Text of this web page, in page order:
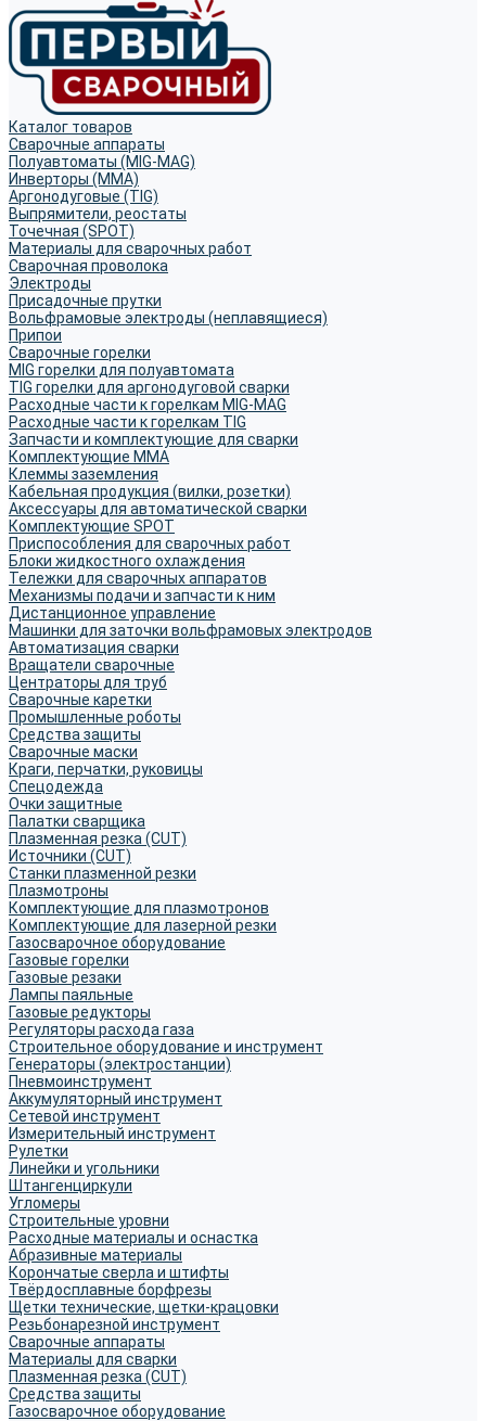
Каталог товаров
Сварочные аппараты
Полуавтоматы (MIG-MAG)
Инверторы (MMA)
Аргонодуговые (TIG)
Выпрямители, реостаты
Точечная (SPOT)
Материалы для сварочных работ
Сварочная проволока
Электроды
Присадочные прутки
Вольфрамовые электроды (неплавящиеся)
Припои
Сварочные горелки
MIG горелки для полуавтомата
TIG горелки для аргонодуговой сварки
Расходные части к горелкам MIG-MAG
Расходные части к горелкам TIG
Запчасти и комплектующие для сварки
Комплектующие ММА
Клеммы заземления
Кабельная продукция (вилки, розетки)
Аксессуары для автоматической сварки
Комплектующие SPOT
Приспособления для сварочных работ
Блоки жидкостного охлаждения
Тележки для сварочных аппаратов
Механизмы подачи и запчасти к ним
Дистанционное управление
Машинки для заточки вольфрамовых электродов
Автоматизация сварки
Вращатели сварочные
Центраторы для труб
Сварочные каретки
Промышленные роботы
Средства защиты
Сварочные маски
Краги, перчатки, руковицы
Спецодежда
Очки защитные
Палатки сварщика
Плазменная резка (CUT)
Источники (CUT)
Станки плазменной резки
Плазмотроны
Комплектующие для плазмотронов
Комплектующие для лазерной резки
Газосварочное оборудование
Газовые горелки
Газовые резаки
Лампы паяльные
Газовые редукторы
Регуляторы расхода газа
Строительное оборудование и инструмент
Генераторы (электростанции)
Пневмоинструмент
Аккумуляторный инструмент
Сетевой инструмент
Измерительный инструмент
Рулетки
Линейки и угольники
Штангенциркули
Угломеры
Строительные уровни
Расходные материалы и оснастка
Абразивные материалы
Корончатые сверла и штифты
Твёрдосплавные борфрезы
Щетки технические, щетки-крацовки
Резьбонарезной инструмент
Сварочные аппараты
Материалы для сварки
Плазменная резка (CUT)
Средства защиты
Газосварочное оборудование